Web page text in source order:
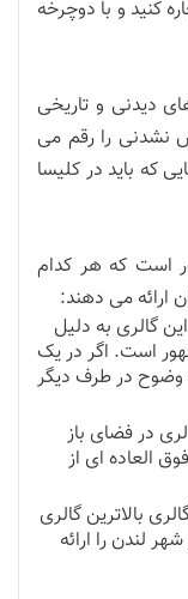
کنید و با دوچرخه
دیدنی و تاریخی
نشدنی را رقم می
که باید در کلیسا
است که هر کدام
ارائه می دهند:
این گالری به دلیل
است. اگر در یک
وضوح در طرف دیگر
در فضای باز
العاده ای از
بالاترین گالری
لندن را ارائه